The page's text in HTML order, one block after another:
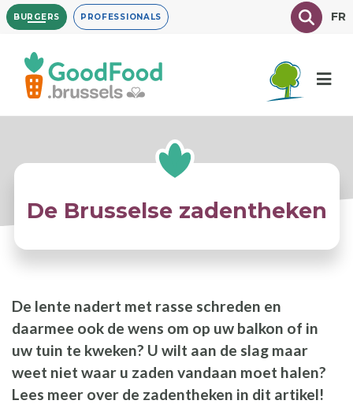
Overslaan
en
inhoud
gaan
BURGERS PROFESSIONALS TexteFR
De Brusselse zadentheken
De lente nadert met rasse schreden en
daarmee ook de wens om op uw balkon of in
uw tuin te kweken? U wilt aan de slag maar
weet niet waar u zaden vandaan moet halen?
Lees meer over de zadentheken in dit artikel!